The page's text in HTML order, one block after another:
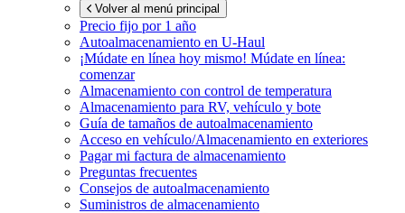
Volver al menú principal
Precio fijo por 1 año
Autoalmacenamiento en U-Haul
¡Múdate en línea hoy mismo! Múdate en línea:
comenzar
Almacenamiento con control de temperatura
Almacenamiento para RV, vehículo y bote
Guía de tamaños de autoalmacenamiento
Acceso en vehículo/Almacenamiento en exteriores
Pagar mi factura de almacenamiento
Preguntas frecuentes
Consejos de autoalmacenamiento
Suministros de almacenamiento